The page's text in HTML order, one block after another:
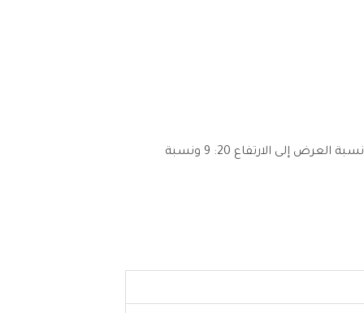
شاشة ذات تصميم يتميز بحواف أقل مع نوتش على شكل قطرة ماء، توفر تجربة غامرة لممارسة الالعاب، إلى جانب نسبة العرض إلى الارتفاع 20: 9 ونسبة